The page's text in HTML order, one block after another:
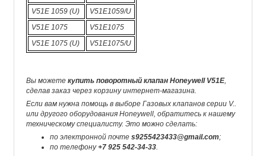
V51E 1059 (U)
V51E1059/U
V51E 1075
V51E1075
V51E 1075 (U)
V51E1075/U
Вы можете купить поворотный клапан Honeywell V51E,
сделав заказ через корзину интернет-магазина.
Если вам нужна помощь в выборе Газовых клапанов серии V..
или другого оборудования Honeywell, обратитесь к нашему
техническому специалисту. Это можно сделать:
по электронной почте s9255423433@gmail.com;
по телефону+7 925 542-34-33